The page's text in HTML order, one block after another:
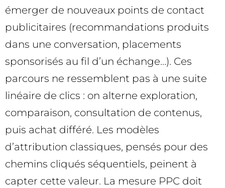
émerger de nouveaux points de contact
publicitaires (recommandations produits
dans une conversation, placements
sponsorisés au fil d’un échange…). Ces
parcours ne ressemblent pas à une suite
linéaire de clics : on alterne exploration,
comparaison, consultation de contenus,
puis achat différé. Les modèles
d’attribution classiques, pensés pour des
chemins cliqués séquentiels, peinent à
capter cette valeur. La mesure PPC doit